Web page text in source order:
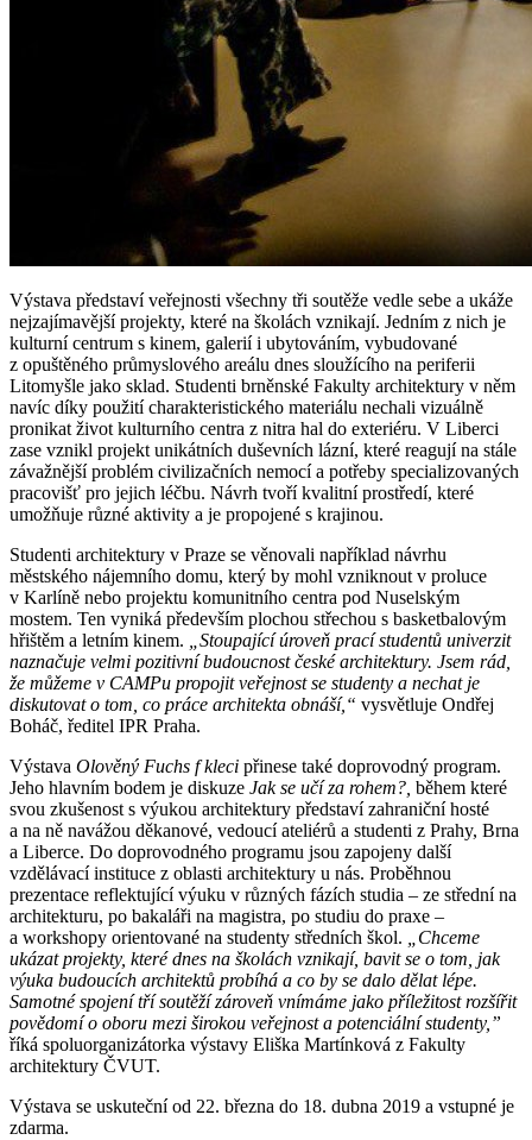
Výstava představí veřejnosti všechny tři soutěže vedle sebe a ukáže
nejzajímavější projekty, které na školách vznikají. Jedním z nich je
kulturní centrum s kinem, galerií i ubytováním, vybudované
z opuštěného průmyslového areálu dnes sloužícího na periferii
Litomyšle jako sklad. Studenti brněnské Fakulty architektury v něm
navíc díky použití charakteristického materiálu nechali vizuálně
pronikat život kulturního centra z nitra hal do exteriéru. V Liberci
zase vznikl projekt unikátních duševních lázní, které reagují na stále
závažnější problém civilizačních nemocí a potřeby specializovaných
pracovišť pro jejich léčbu. Návrh tvoří kvalitní prostředí, které
umožňuje různé aktivity a je propojené s krajinou.
Studenti architektury v Praze se věnovali například návrhu
městského nájemního domu, který by mohl vzniknout v proluce
v Karlíně nebo projektu komunitního centra pod Nuselským
mostem. Ten vyniká především plochou střechou s basketbalovým
hřištěm a letním kinem. „Stoupající úroveň prací studentů univerzit
naznačuje velmi pozitivní budoucnost českéarchitektury. Jsem rád,
že můžeme v CAMPu propojit veřejnost se studenty a nechat je
diskutovat o tom, co práce architekta obnáší,“ vysvětluje Ondřej
Boháč, ředitel IPR Praha.
Výstava Olověný Fuchs f kleci přinese také doprovodný program.
Jeho hlavním bodem je diskuze Jak se učí za rohem?, během které
svou zkušenost s výukou architektury představí zahraniční hosté
a na ně navážou děkanové, vedoucí ateliérů a studenti z Prahy, Brna
a Liberce. Do doprovodného programu jsou zapojeny další
vzdělávací instituce z oblasti architektury u nás. Proběhnou
prezentace reflektující výuku v různých fázích studia – ze střední na
architekturu, po bakaláři na magistra, po studiu do praxe –
a workshopy orientované na studenty středních škol. „Chceme
ukázat projekty, kterédnes na školách vznikají, bavit se o tom, jak
výuka budoucích architektů probíhá a co by se dalo dělat lépe.
Samotnéspojení třísoutěží zároveň vnímáme jako příležitost rozšířit
povědomí o oboru mezi širokou veřejnost a potenciální studenty,”
říká spoluorganizátorka výstavy Eliška Martínková z Fakulty
architektury ČVUT.
Výstava se uskuteční od 22. března do 18. dubna 2019 a vstupné je
zdarma.